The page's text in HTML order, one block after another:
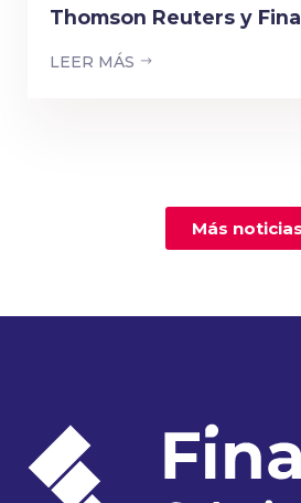
Thomson Reuters y
LEER MÁS
Más noticias